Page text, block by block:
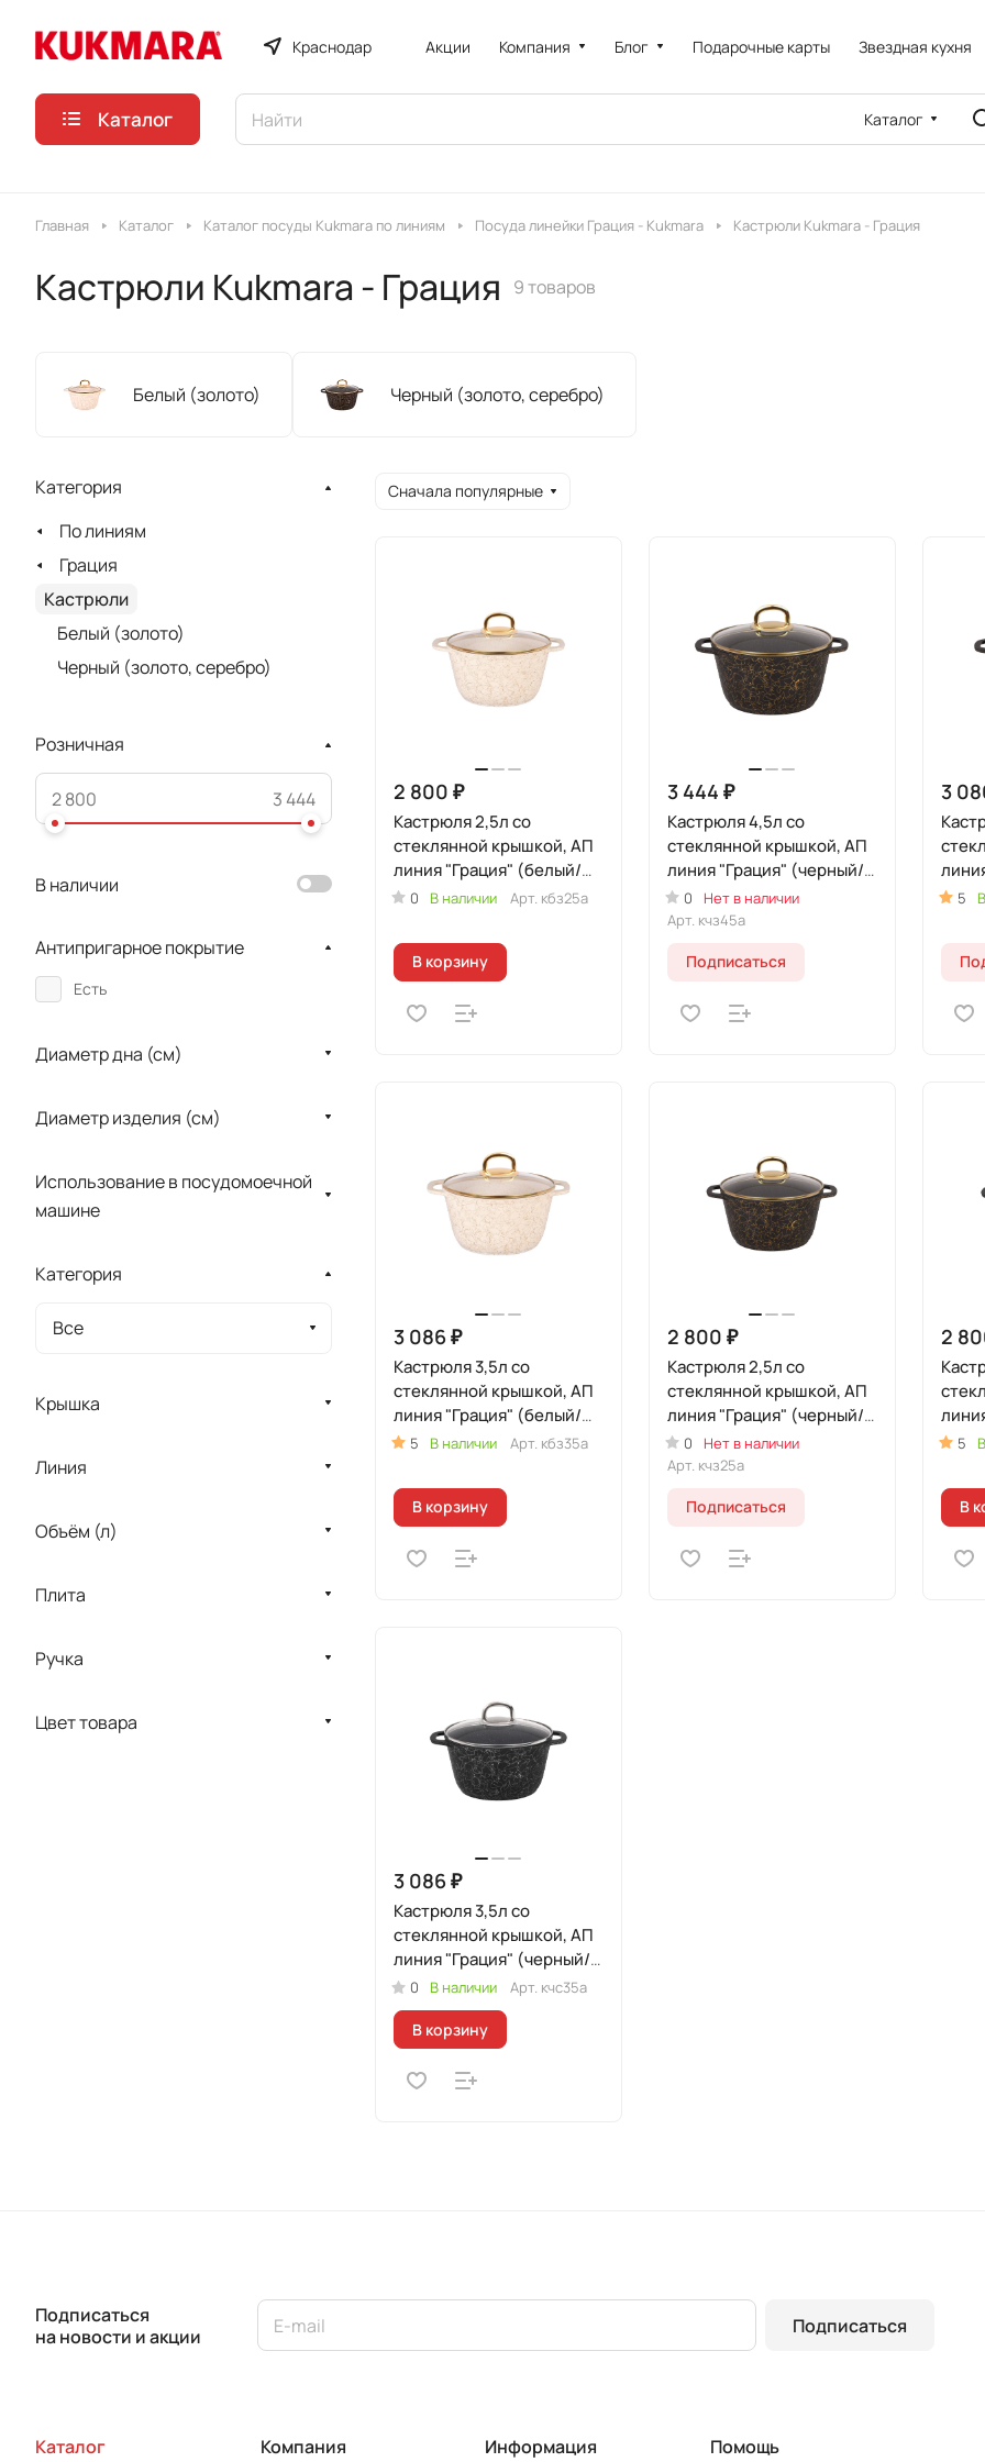
Краснодар Акции Компания Блог Подарочные карты Звездная кухня
Каталог Каталог
Главная Каталог Каталог посуды Kukmara по линиям Посуда линейки Грация - Kukmara Кастрюли Kukmara - Грация
Кастрюли Kukmara - Грация 9 товаров
Белый (золото) Черный (золото, серебро)
Сначала популярные
2 800 ₽
Кастрюля 2,5л со
стеклянной крышкой, АП
линия "Грация" (белый/
золото)
0 В наличии Арт. кбз25а
В корзину
3 444 ₽
Кастрюля 4,5л со
стеклянной крышкой, АП
линия "Грация" (черный/
золото)
0
Нет в наличии
Арт. кчз45а
Подписаться
3
5
3 086 ₽
Кастрюля 3,5л со
стеклянной крышкой, АП
линия "Грация" (белый/
золото)
5 В наличии Арт. кбз35а
В корзину
2 800 ₽
Кастрюля 2,5л со
стеклянной крышкой, АП
линия "Грация" (черный/
золото)
0
Нет в наличии
Арт. кчз25а
Подписаться
2
5
В
3 086 ₽
Кастрюля 3,5л со
стеклянной крышкой, АП
линия "Грация" (черный/
серебро)
0 В наличии Арт. кчс35а
В корзину
Категория
По линиям
Грация
Кастрюли
Белый (золото)
Черный (золото, серебро)
Розничная
В наличии
Антипригарное покрытие
Есть
Диаметр дна (см)
Диаметр изделия (см)
Использование в посудомоечной
машине
Категория
Все
Крышка
Линия
Объём (л)
Плита
Ручка
Цвет товара
Подписаться
на новости и акции
Подписаться
Каталог Компания Информация Помощь